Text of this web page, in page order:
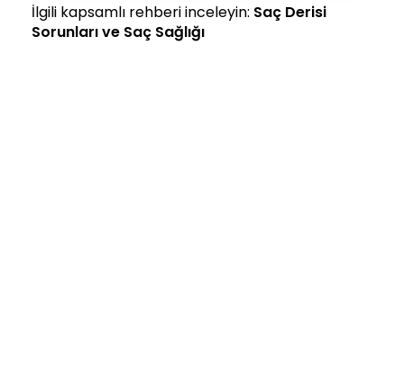
İlgili kapsamlı rehberi inceleyin: Saç Derisi
Sorunları ve Saç Sağlığı